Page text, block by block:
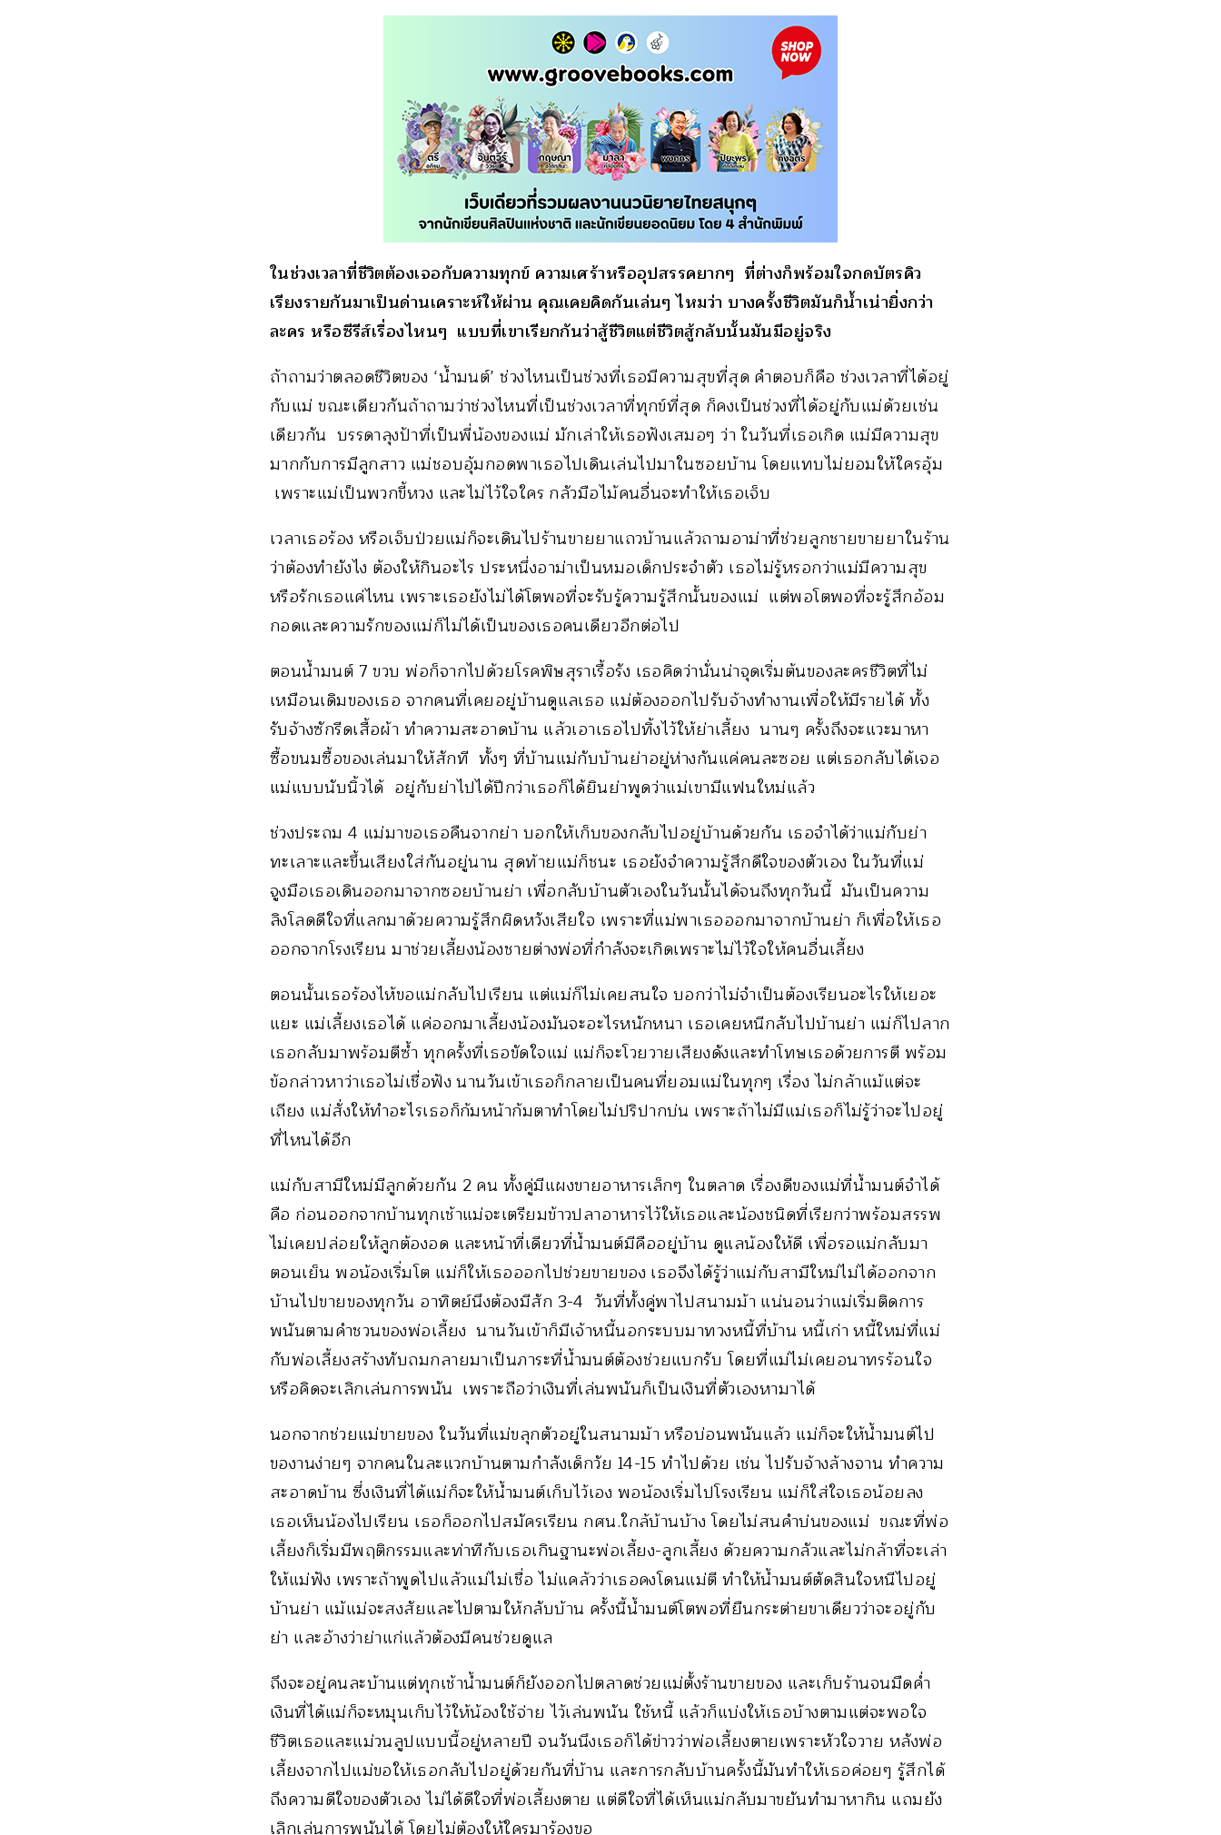
ในช่วงเวลาที่ชีวิตต้องเจอกับความทุกข์ ความเศร้าหรืออุปสรรคยากๆ ที่ต่างก็พร้อมใจกดบัตรคิว
เรียงรายกันมาเป็นด่านเคราะห์ให้ผ่าน คุณเคยคิดกันเล่นๆ ไหมว่า บางครั้งชีวิตมันก็น้ำเน่ายิ่งกว่า
ละคร หรือซีรีส์เรื่องไหนๆ แบบที่เขาเรียกกันว่าสู้ชีวิตแต่ชีวิตสู้กลับนั้นมันมีอยู่จริง
ถ้าถามว่าตลอดชีวิตของ ‘น้ำมนต์’ ช่วงไหนเป็นช่วงที่เธอมีความสุขที่สุด คำตอบก็คือ ช่วงเวลาที่ได้อยู่
กับแม่ ขณะเดียวกันถ้าถามว่าช่วงไหนที่เป็นช่วงเวลาที่ทุกข์ที่สุด ก็คงเป็นช่วงที่ได้อยู่กับแม่ด้วยเช่น
เดียวกัน บรรดาลุงป้าที่เป็นพี่น้องของแม่ มักเล่าให้เธอฟังเสมอๆ ว่า ในวันที่เธอเกิด แม่มีความสุข
มากกับการมีลูกสาว แม่ชอบอุ้มกอดพาเธอไปเดินเล่นไปมาในซอยบ้าน โดยแทบไม่ยอมให้ใครอุ้ม
เพราะแม่เป็นพวกขี้หวง และไม่ไว้ใจใคร กลัวมือไม้คนอื่นจะทำให้เธอเจ็บ
เวลาเธอร้อง หรือเจ็บป่วยแม่ก็จะเดินไปร้านขายยาแถวบ้านแล้วถามอาม่าที่ช่วยลูกชายขายยาในร้าน
ว่าต้องทำยังไง ต้องให้กินอะไร ประหนึ่งอาม่าเป็นหมอเด็กประจำตัว เธอไม่รู้หรอกว่าแม่มีความสุข
หรือรักเธอแค่ไหน เพราะเธอยังไม่ได้โตพอที่จะรับรู้ความรู้สึกนั้นของแม่ แต่พอโตพอที่จะรู้สึกอ้อม
กอดและความรักของแม่ก็ไม่ได้เป็นของเธอคนเดียวอีกต่อไป
ตอนน้ำมนต์ 7 ขวบ พ่อก็จากไปด้วยโรคพิษสุราเรื้อรัง เธอคิดว่านั่นน่าจุดเริ่มต้นของละครชีวิตที่ไม่
เหมือนเดิมของเธอ จากคนที่เคยอยู่บ้านดูแลเธอ แม่ต้องออกไปรับจ้างทำงานเพื่อให้มีรายได้ ทั้ง
รับจ้างซักรีดเสื้อผ้า ทำความสะอาดบ้าน แล้วเอาเธอไปทิ้งไว้ให้ย่าเลี้ยง นานๆ ครั้งถึงจะแวะมาหา
ซื้อขนมซื้อของเล่นมาให้สักที ทั้งๆ ที่บ้านแม่กับบ้านย่าอยู่ห่างกันแค่คนละซอย แต่เธอกลับได้เจอ
แม่แบบนับนิ้วได้ อยู่กับย่าไปได้ปีกว่าเธอก็ได้ยินย่าพูดว่าแม่เขามีแฟนใหม่แล้ว
ช่วงประถม 4 แม่มาขอเธอคืนจากย่า บอกให้เก็บของกลับไปอยู่บ้านด้วยกัน เธอจำได้ว่าแม่กับย่า
ทะเลาะและขึ้นเสียงใส่กันอยู่นาน สุดท้ายแม่ก็ชนะ เธอยังจำความรู้สึกดีใจของตัวเอง ในวันที่แม่
จูงมือเธอเดินออกมาจากซอยบ้านย่า เพื่อกลับบ้านตัวเองในวันนั้นได้จนถึงทุกวันนี้ มันเป็นความ
ลิงโลดดีใจที่แลกมาด้วยความรู้สึกผิดหวังเสียใจ เพราะที่แม่พาเธอออกมาจากบ้านย่า ก็เพื่อให้เธอ
ออกจากโรงเรียน มาช่วยเลี้ยงน้องชายต่างพ่อที่กำลังจะเกิดเพราะไม่ไว้ใจให้คนอื่นเลี้ยง
ตอนนั้นเธอร้องไห้ขอแม่กลับไปเรียน แต่แม่ก็ไม่เคยสนใจ บอกว่าไม่จำเป็นต้องเรียนอะไรให้เยอะ
แยะ แม่เลี้ยงเธอได้ แค่ออกมาเลี้ยงน้องมันจะอะไรหนักหนา เธอเคยหนีกลับไปบ้านย่า แม่ก็ไปลาก
เธอกลับมาพร้อมตีซ้ำ ทุกครั้งที่เธอขัดใจแม่ แม่ก็จะโวยวายเสียงดังและทำโทษเธอด้วยการตี พร้อม
ข้อกล่าวหาว่าเธอไม่เชื่อฟัง นานวันเข้าเธอก็กลายเป็นคนที่ยอมแม่ในทุกๆ เรื่อง ไม่กล้าแม้แต่จะ
เถียง แม่สั่งให้ทำอะไรเธอก็ก้มหน้าก้มตาทำโดยไม่ปริปากบ่น เพราะถ้าไม่มีแม่เธอก็ไม่รู้ว่าจะไปอยู่
ที่ไหนได้อีก
แม่กับสามีใหม่มีลูกด้วยกัน 2 คน ทั้งคู่มีแผงขายอาหารเล็กๆ ในตลาด เรื่องดีของแม่ที่น้ำมนต์จำได้
คือ ก่อนออกจากบ้านทุกเช้าแม่จะเตรียมข้าวปลาอาหารไว้ให้เธอและน้องชนิดที่เรียกว่าพร้อมสรรพ
ไม่เคยปล่อยให้ลูกต้องอด และหน้าที่เดียวที่น้ำมนต์มีคืออยู่บ้าน ดูแลน้องให้ดี เพื่อรอแม่กลับมา
ตอนเย็น พอน้องเริ่มโต แม่ก็ให้เธอออกไปช่วยขายของ เธอจึงได้รู้ว่าแม่กับสามีใหม่ไม่ได้ออกจาก
บ้านไปขายของทุกวัน อาทิตย์นึงต้องมีสัก 3-4 วันที่ทั้งคู่พาไปสนามม้า แน่นอนว่าแม่เริ่มติดการ
พนันตามคำชวนของพ่อเลี้ยง นานวันเข้าก็มีเจ้าหนี้นอกระบบมาทวงหนี้ที่บ้าน หนี้เก่า หนี้ใหม่ที่แม่
กับพ่อเลี้ยงสร้างทับถมกลายมาเป็นภาระที่น้ำมนต์ต้องช่วยแบกรับ โดยที่แม่ไม่เคยอนาทรร้อนใจ
หรือคิดจะเลิกเล่นการพนัน เพราะถือว่าเงินที่เล่นพนันก็เป็นเงินที่ตัวเองหามาได้
นอกจากช่วยแม่ขายของ ในวันที่แม่ขลุกตัวอยู่ในสนามม้า หรือบ่อนพนันแล้ว แม่ก็จะให้น้ำมนต์ไป
ของานง่ายๆ จากคนในละแวกบ้านตามกำลังเด็กวัย 14-15 ทำไปด้วย เช่น ไปรับจ้างล้างจาน ทำความ
สะอาดบ้าน ซึ่งเงินที่ได้แม่ก็จะให้น้ำมนต์เก็บไว้เอง พอน้องเริ่มไปโรงเรียน แม่ก็ใส่ใจเธอน้อยลง
เธอเห็นน้องไปเรียน เธอก็ออกไปสมัครเรียน กศน.ใกล้บ้านบ้าง โดยไม่สนคำบ่นของแม่ ขณะที่พ่อ
เลี้ยงก็เริ่มมีพฤติกรรมและท่าทีกับเธอเกินฐานะพ่อเลี้ยง-ลูกเลี้ยง ด้วยความกลัวและไม่กล้าที่จะเล่า
ให้แม่ฟัง เพราะถ้าพูดไปแล้วแม่ไม่เชื่อ ไม่แคล้วว่าเธอคงโดนแม่ตี ทำให้น้ำมนต์ตัดสินใจหนีไปอยู่
บ้านย่า แม้แม่จะสงสัยและไปตามให้กลับบ้าน ครั้งนี้น้ำมนต์โตพอที่ยืนกระต่ายขาเดียวว่าจะอยู่กับ
ย่า และอ้างว่าย่าแก่แล้วต้องมีคนช่วยดูแล
ถึงจะอยู่คนละบ้านแต่ทุกเช้าน้ำมนต์ก็ยังออกไปตลาดช่วยแม่ตั้งร้านขายของ และเก็บร้านจนมืดค่ำ
เงินที่ได้แม่ก็จะหมุนเก็บไว้ให้น้องใช้จ่าย ไว้เล่นพนัน ใช้หนี้ แล้วก็แบ่งให้เธอบ้างตามแต่จะพอใจ
ชีวิตเธอและแม่วนลูปแบบนี้อยู่หลายปี จนวันนึงเธอก็ได้ข่าวว่าพ่อเลี้ยงตายเพราะหัวใจวาย หลังพ่อ
เลี้ยงจากไปแม่ขอให้เธอกลับไปอยู่ด้วยกันที่บ้าน และการกลับบ้านครั้งนี้มันทำให้เธอค่อยๆ รู้สึกได้
ถึงความดีใจของตัวเอง ไม่ได้ดีใจที่พ่อเลี้ยงตาย แต่ดีใจที่ได้เห็นแม่กลับมาขยันทำมาหากิน แถมยัง
เลิกเล่นการพนันได้ โดยไม่ต้องให้ใครมาร้องขอ